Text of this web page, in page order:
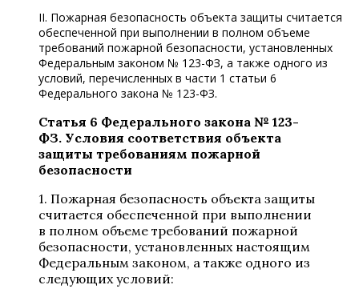
II. Пожарная безопасность объекта защиты считается
обеспеченной при выполнении в полном объеме
требований пожарной безопасности, установленных
Федеральным законом № 123-ФЗ, а также одного из
условий, перечисленных в части 1 статьи 6
Федерального закона № 123-ФЗ.
Статья 6 Федерального закона № 123-
ФЗ. Условия соответствия объекта
защиты требованиям пожарной
безопасности
1. Пожарная безопасность объекта защиты
считается обеспеченной при выполнении
в полном объеме требований пожарной
безопасности, установленных настоящим
Федеральным законом, а также одного из
следующих условий: